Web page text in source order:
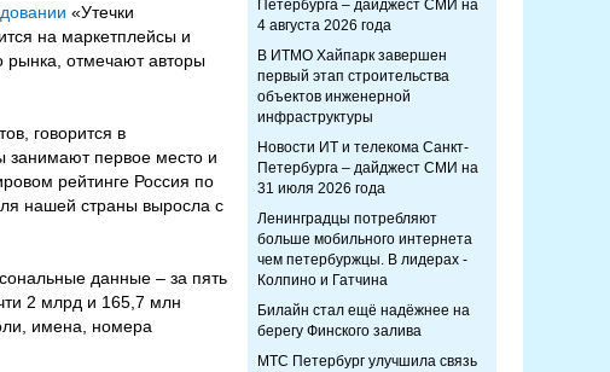
«Утечки
на маркетплейсы и
рынка, отмечают авторы
говорится в
занимают первое место и
рейтинге Россия по
нашей страны выросла с
данные – за пять
2 млрд и 165,7 млн
имена, номера
Петербурга – дайджест СМИ на
4 августа 2026 года
В ИТМО Хайпарк завершен
первый этап строительства
объектов инженерной
инфраструктуры
Новости ИТ и телекома Санкт-
Петербурга – дайджест СМИ на
31 июля 2026 года
Ленинградцы потребляют
больше мобильного интернета
чем петербуржцы. В лидерах -
Колпино и Гатчина
Билайн стал ещё надёжнее на
берегу Финского залива
МТС Петербург улучшила связь